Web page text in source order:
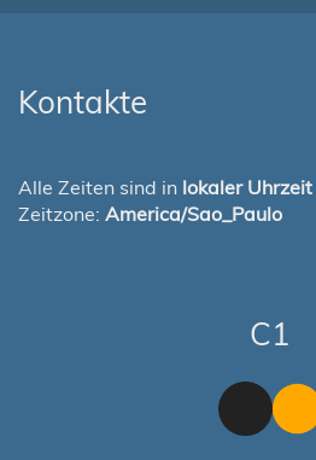
Kontakte
Alle Zeiten sind in lokaler Uhrzeit
Zeitzone: America/Sao_Paulo
C1